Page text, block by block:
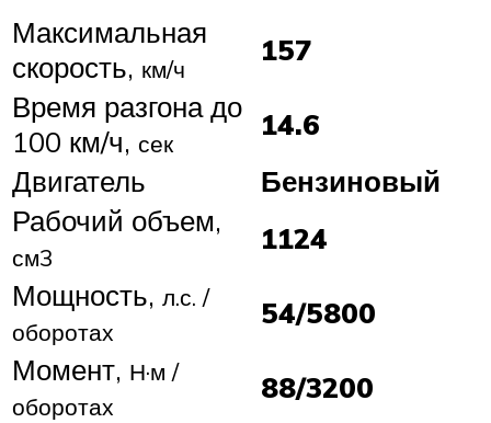
Максимальная
скорость, км/ч
157
Время разгона до
100 км/ч, сек
14.6
Двигатель
Бензиновый
Рабочий объем,
см3
1124
Мощность, л.с. /
оборотах
54/5800
Момент, Н·м /
оборотах
88/3200